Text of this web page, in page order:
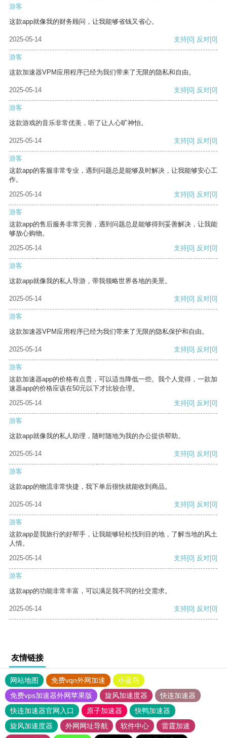
游客
这款app就像我的财务顾问，让我能够省钱又省心。
2025-05-14 支持[0] 反对[0]
游客
这款加速器VPM应用程序已经为我们带来了无限的隐私和自由。
2025-05-14 支持[0] 反对[0]
游客
这款游戏的音乐非常优美，听了让人心旷神怡。
2025-05-14 支持[0] 反对[0]
游客
这款app的客服非常专业，遇到问题总是能够及时解决，让我能够安心工
作。
2025-05-14
支持[0] 反对[0]
游客
这款app的售后服务非常完善，遇到问题总是能够得到妥善解决，让我能
够放心购物。
2025-05-14
支持[0] 反对[0]
游客
这款app就像我的私人导游，带我领略世界各地的美景。
2025-05-14 支持[0] 反对[0]
游客
这款加速器VPM应用程序已经为我们带来了无限的隐私保护和自由。
2025-05-14 支持[0] 反对[0]
游客
这款加速器app的价格有点贵，可以适当降低一些。我个人觉得，一款加
速器app的价格应该在50元以下才比较合理。
2025-05-14
支持[0] 反对[0]
游客
这款app就像我的私人助理，随时随地为我的办公提供帮助。
2025-05-14 支持[0] 反对[0]
游客
这款app的物流非常快捷，我下单后很快就能收到商品。
2025-05-14 支持[0] 反对[0]
游客
这款app是我旅行的好帮手，让我能够轻松找到目的地，了解当地的风土
人情。
2025-05-14
支持[0] 反对[0]
游客
这款app的功能非常丰富，可以满足我不同的社交需求。
2025-05-14 支持[0] 反对[0]
友情链接
网站地图 免费vqn外网加速
小蓝鸟
免费vps加速器外网苹果版
旋风加速度器
快连加速器
快连加速器官网入口
原子加速器
快鸭加速器
旋风加速度器
外网网址导航 软件中心
雷霆加速